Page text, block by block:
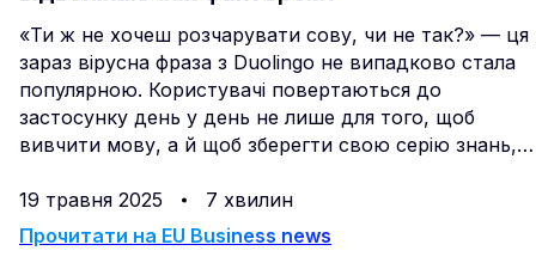
«Ти ж не хочеш розчарувати сову, чи не так?» — ця
зараз вірусна фраза з Duolingo не випадково стала
популярною. Користувачі повертаються до
застосунку день у день не лише для того, щоб
вивчити мову, а й щоб зберегти свою серію знань,
цю маленьку зелену сову. Мільйони навчаються не
лише з обов’язку, а й завдяки системі залучення,
19 травня 2025
7 хвилин
Прочитати на EU Business news